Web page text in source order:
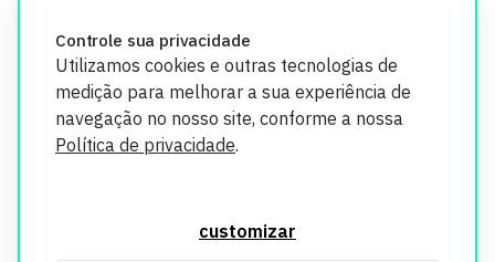
Controle sua privacidade
Utilizamos cookies e outras tecnologias de
medição para melhorar a sua experiência de
navegação no nosso site, conforme a nossa
Política de privacidade.
customizar
segurança. Todos os dados coletados em nosso site são